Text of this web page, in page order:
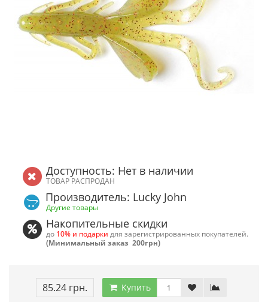
Доступность: Нет в наличии
ТОВАР РАСПРОДАН
Производитель: Lucky John
Другие товары
Накопительные скидки
до 10% и подарки для зарегистрированных покупателей.
(Минимальный заказ 200грн)
85.24 грн. Купить